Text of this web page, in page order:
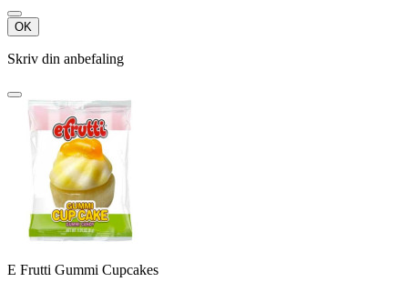
OK
Skriv din anbefaling
E Frutti Gummi Cupcakes